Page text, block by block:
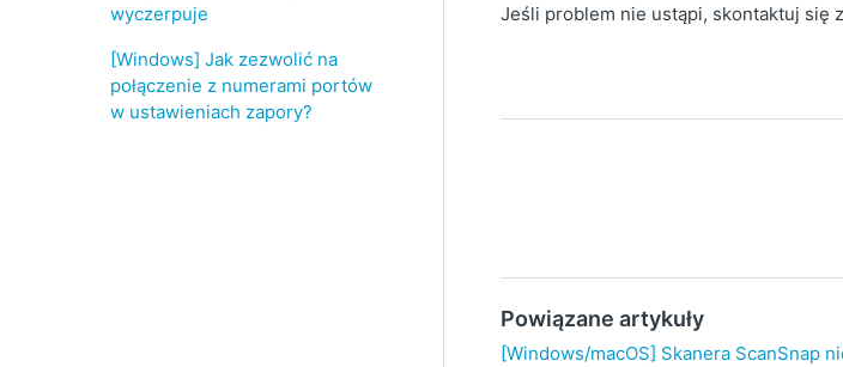
wyczerpuje
[Windows] Jak zezwolić na
połączenie z numerami portów
w ustawieniach zapory?
Jeśli problem nie ustąpi, skontaktuj się
Powiązane artykuły
[Windows/macOS] Skanera ScanSnap